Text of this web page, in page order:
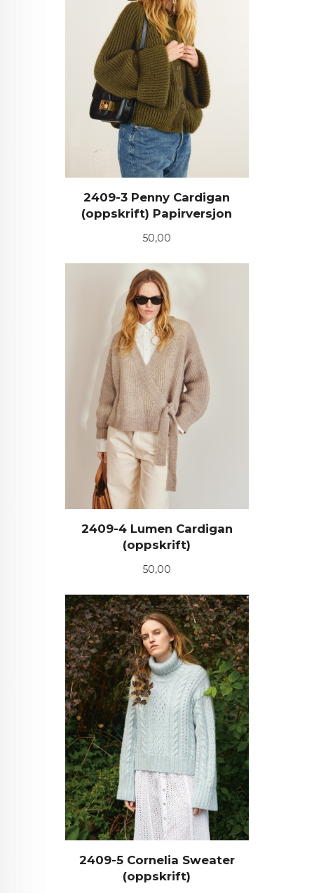
2409-3 Penny Cardigan
(oppskrift) Papirversjon
Pris
50,00
2409-4 Lumen Cardigan
(oppskrift)
Pris
50,00
2409-5 Cornelia Sweater
(oppskrift)